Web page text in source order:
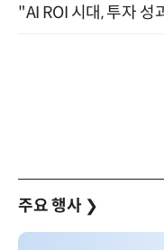
주요 행사 ❯